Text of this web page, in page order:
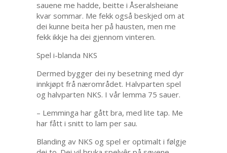
sauene me hadde, beitte i Åseralsheiane
kvar sommar. Me fekk også beskjed om at
dei kunne beita her på hausten, men me
fekk ikkje ha dei gjennom vinteren.
Spel i-blanda NKS
Dermed bygger dei ny besetning med dyr
innkjøpt frå nærområdet. Halvparten spel
og halvparten NKS. I vår lemma 75 sauer.
– Lemminga har gått bra, med lite tap. Me
har fått i snitt to lam per sau.
Blanding av NKS og spel er optimalt i følgje